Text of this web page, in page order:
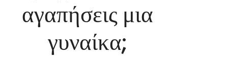
αγαπήσεις μια
γυναίκα;